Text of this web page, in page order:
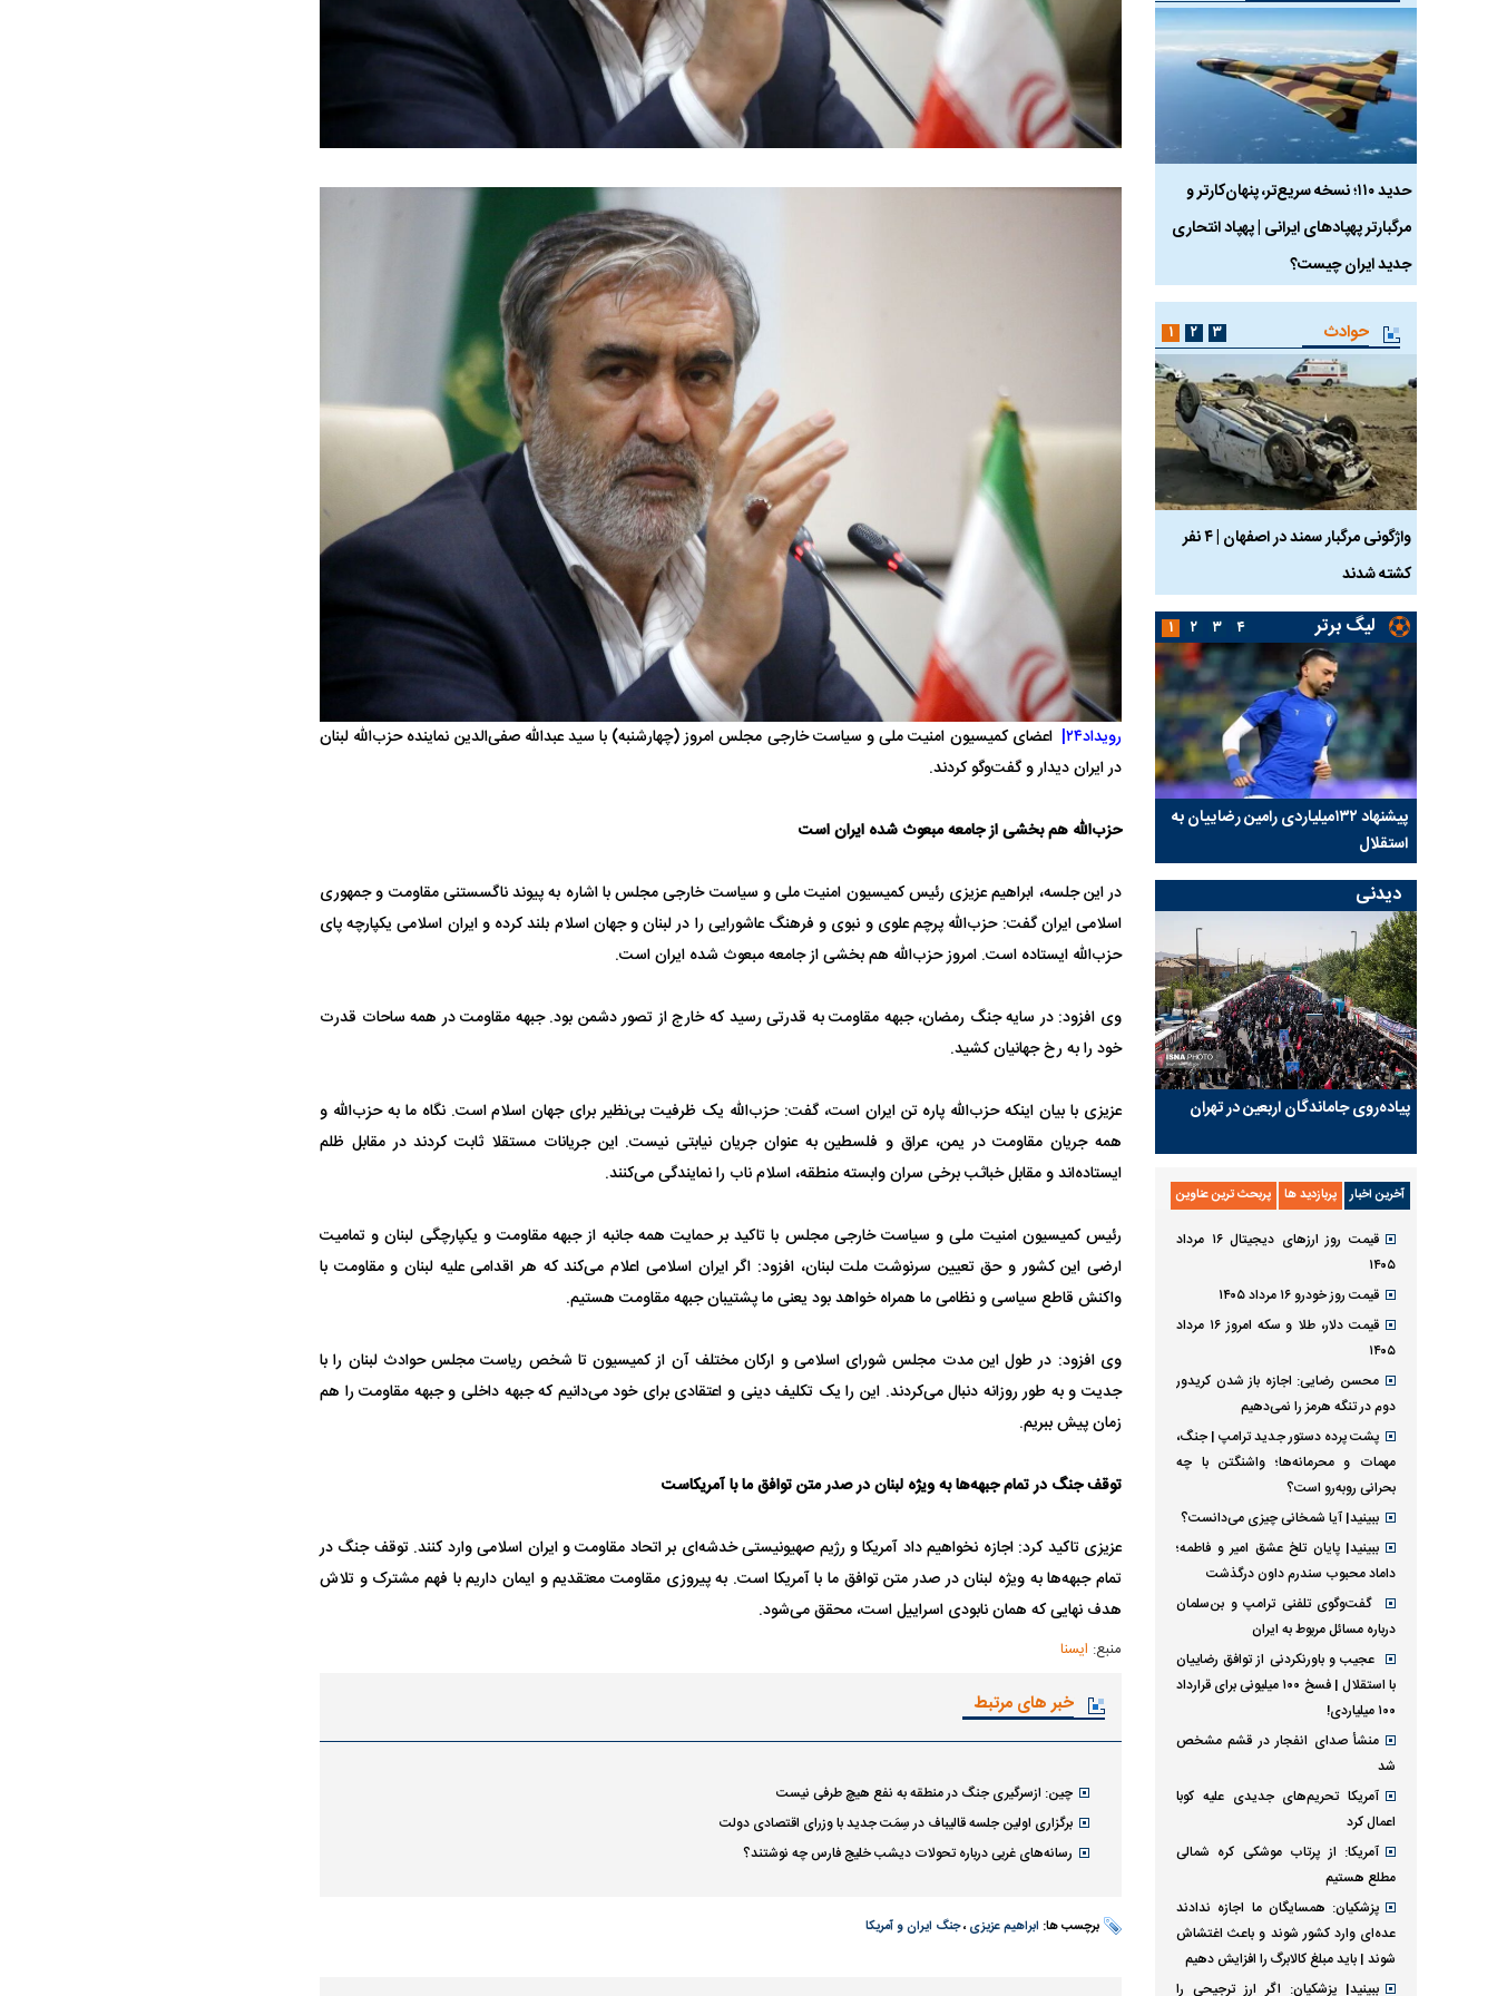
رویداد۲۴|
اعضای کمیسیون امنیت ملی و سیاست خارجی مجلس امروز (چهارشنبه) با سید عبدالله صفی‌الدین نماینده حزب‌الله لبنان
در ایران دیدار و گفت‌وگو کردند.
حزب‌الله هم بخشی از جامعه مبعوث شده ایران است
در این جلسه، ابراهیم عزیزی رئیس کمیسیون امنیت ملی و سیاست خارجی مجلس با اشاره به پیوند ناگسستنی مقاومت و جمهوری
اسلامی ایران گفت: حزب‌الله پرچم علوی و نبوی و فرهنگ عاشورایی را در لبنان و جهان اسلام بلند کرده و ایران اسلامی یکپارچه پای
حزب‌الله ایستاده است. امروز حزب‌الله هم بخشی از جامعه مبعوث شده ایران است.
وی افزود: در سایه جنگ رمضان، جبهه مقاومت به قدرتی رسید که خارج از تصور دشمن بود. جبهه مقاومت در همه ساحات قدرت
خود را به رخ جهانیان کشید.
عزیزی با بیان اینکه حزب‌الله پاره تن ایران است، گفت: حزب‌الله یک ظرفیت بی‌نظیر برای جهان اسلام است. نگاه ما به حزب‌الله و
همه جریان مقاومت در یمن، عراق و فلسطین به عنوان جریان نیابتی نیست. این جریانات مستقلا ثابت کردند در مقابل ظلم
ایستاده‌اند و مقابل خباثب برخی سران وابسته منطقه، اسلام ناب را نمایندگی می‌کنند.
رئیس کمیسیون امنیت ملی و سیاست خارجی مجلس با تاکید بر حمایت همه جانبه از جبهه مقاومت و یکپارچگی لبنان و تمامیت
ارضی این کشور و حق تعیین سرنوشت ملت لبنان، افزود: اگر ایران اسلامی اعلام می‌کند که هر اقدامی علیه لبنان و مقاومت با
واکنش قاطع سیاسی و نظامی ما همراه خواهد بود یعنی ما پشتیبان جبهه مقاومت هستیم.
وی افزود: در طول این مدت مجلس شورای اسلامی و ارکان مختلف آن از کمیسیون تا شخص ریاست مجلس حوادث لبنان را با
جدیت و به طور روزانه دنبال می‌کردند. این را یک تکلیف دینی و اعتقادی برای خود می‌دانیم که جبهه داخلی و جبهه مقاومت را هم
زمان پیش ببریم.
توقف جنگ در تمام جبهه‌ها به ویژه لبنان در صدر متن توافق ما با آمریکاست
عزیزی تاکید کرد: اجازه نخواهیم داد آمریکا و رژیم صهیونیستی خدشه‌ای بر اتحاد مقاومت و ایران اسلامی وارد کنند. توقف جنگ در
تمام جبهه‌ها به ویژه لبنان در صدر متن توافق ما با آمریکا است. به پیروزی مقاومت معتقدیم و ایمان داریم با فهم مشترک و تلاش
هدف نهایی که همان نابودی اسراییل است، محقق می‌شود.
منبع: ایسنا
خبر های مرتبط
چین: ازسرگیری جنگ در منطقه به نفع هیچ طرفی نیست
برگزاری اولین جلسه قالیباف در سِمَت جدید با وزرای اقتصادی دولت
رسانه‌های غربی درباره تحولات دیشب خلیج فارس چه نوشتند؟
برچسب ها: ابراهیم عزیزی ،جنگ ایران و آمریکا
حدید ۱۱۰؛ نسخه سریع‌تر، پنهان‌کارتر و
مرگبارتر پهپادهای ایرانی | پهپاد انتحاری
جدید ایران چیست؟
هواپیمای مرموز E-11A BACN چیست؟
فضاپیمای «استارشیپ» ایلان ماسک
حدید ۱۱۰؛ نسخه سریع‌تر، پنهان‌کارتر و
مرگبارتر پهپادهای ایرانی | پهپاد انتحاری
جدید ایران چیست؟
هواپیمای مرموز E-11A BACN چیست؟
حوادث
واژگونی مرگبار سمند در اصفهان | ۴ نفر
کشته شدند
عکس| ماجرای کشف جسد ناشناس که
توسط حیوانات خورده شد
مرگ دلخراش دختر ۱۸ ساله بر اثر برق
گرفتگی
واژگونی مرگبار سمند در اصفهان | ۴ نفر
کشته شدند
عکس| ماجرای کشف جسد ناشناس که
۱ ۲ ۳
لیگ برتر
پیشنهاد ۱۳۲میلیاردی رامین رضاییان به
استقلال
بازگشت اندونگ به استقلال منتفی شد؛
هافبک گابنی در آستانه انتخاب تیم جدید
ابهام بزرگ درباره قرارداد یاسر آسانی؛
اولین چالش حقوقی استقلال
۱ ۲ ۳ ۴
دیدنی
پیاده‌روی جاماندگان اربعین در تهران
آخرین اخبار پربازدید ها پربحث ترین عناوین
قیمت روز ارز‌های دیجیتال ۱۶ مرداد
۱۴۰۵
قیمت روز خودرو ۱۶ مرداد ۱۴۰۵
قیمت دلار، طلا و سکه امروز ۱۶ مرداد
۱۴۰۵
محسن رضایی: اجازه باز شدن کریدور
دوم در تنگه هرمز را نمی‌دهیم
پشت پرده دستور جدید ترامپ | جنگ،
مهمات و محرمانه‌ها؛ واشنگتن با چه
بحرانی روبه‌رو است؟
ببینید| آیا شمخانی چیزی می‌دانست؟
ببینید| پایان تلخ عشق امیر و فاطمه؛
داماد محبوب سندرم داون درگذشت
گفت‌وگوی تلفنی ترامپ و بن‌سلمان
درباره مسائل مربوط به ایران
عجیب و باورنکردنی از توافق رضاییان
با استقلال | فسخ ۱۰۰ میلیونی برای قرارداد
۱۰۰ میلیاردی!
منشأ صدای انفجار در قشم مشخص
شد
آمریکا تحریم‌های جدیدی علیه کوبا
اعمال کرد
آمریکا: از پرتاب موشکی کره شمالی
مطلع هستیم
پزشکیان: همسایگان ما اجازه ندادند
عده‌ای وارد کشور شوند و باعث اغتشاش
شوند | باید مبلغ کالابرگ را افزایش دهیم
ببینید| پزشکیان: اگر ارز ترجیحی را